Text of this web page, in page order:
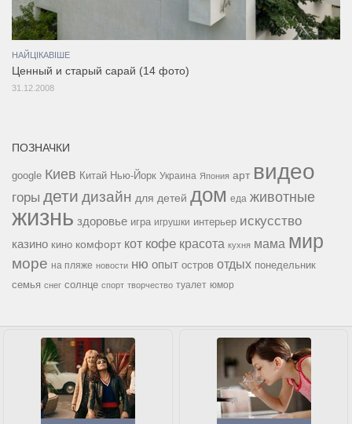
НАЙЦІКАВІШЕ
Ценный и старый сарай (14 фото)
31.12.2008
ПОЗНАЧКИ
google Киев Китай Нью-Йорк Украина Япония арт видео
горы дети дизайн для детей дом еда животные
жизнь здоровье игра игрушки интерьер искусство
казино кино комфорт кот кофе красота кухня мама мир
море на пляже новости ню опыт остров отдых понедельник
семья снег солнце спорт творчество туалет юмор